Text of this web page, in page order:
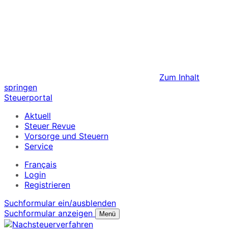
Zum Inhalt
springen
Steuerportal
Aktuell
Steuer Revue
Vorsorge und Steuern
Service
Français
Login
Registrieren
Suchformular ein/ausblenden
Suchformular anzeigen
Menü